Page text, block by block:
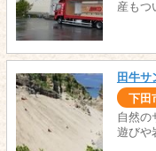
産もつ
田牛サ
下田
自然の
遊びや